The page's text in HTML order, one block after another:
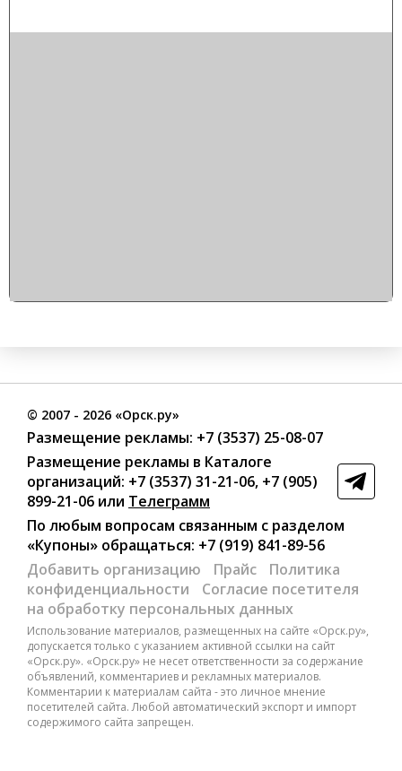
© 2007 - 2026 «Орск.ру»
Размещение рекламы: +7 (3537) 25-08-07
Размещение рекламы в Каталоге
организаций: +7 (3537) 31-21-06, +7 (905)
899-21-06 или Телеграмм
По любым вопросам связанным с разделом
«Купоны» обращаться: +7 (919) 841-89-56
Добавить организацию
Прайс
Политика
конфиденциальности
Согласие посетителя
на обработку персональных данных
Использование материалов, размещенных на сайте «Орск.ру»,
допускается только с указанием активной ссылки на сайт
«Орск.ру». «Орск.ру» не несет ответственности за содержание
объявлений, комментариев и рекламных материалов.
Комментарии к материалам сайта - это личное мнение
посетителей сайта. Любой автоматический экспорт и импорт
содержимого сайта запрещен.